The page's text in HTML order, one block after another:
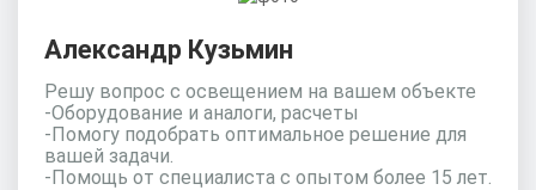
Александр Кузьмин
Решу вопрос с освещением на вашем объекте
-Оборудование и аналоги, расчеты
-Помогу подобрать оптимальное решение для
вашей задачи.
-Помощь от специалиста с опытом более 15 лет.